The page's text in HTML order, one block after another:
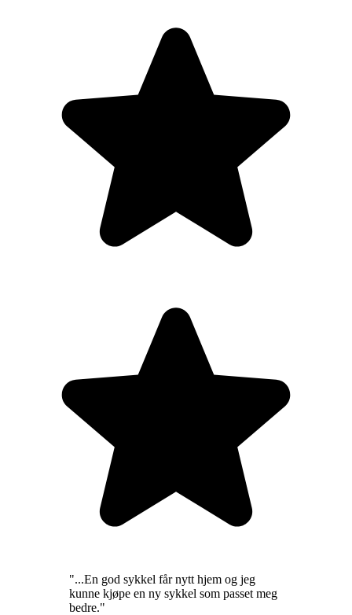
"...En god sykkel får nytt hjem og jeg
kunne kjøpe en ny sykkel som passet meg
bedre."